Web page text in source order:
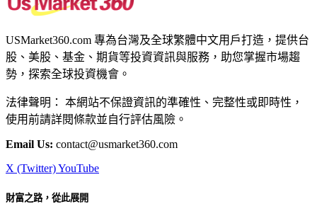
USMarket360.com 專為台灣及全球繁體中文用戶打造，提供台
股、美股、基金、期貨等投資資訊與服務，助您掌握市場趨
勢，探索全球投資機會。
法律聲明： 本網站不保證資訊的準確性、完整性或即時性，
使用前請詳閱條款並自行評估風險。
Email Us: contact@usmarket360.com
X (Twitter)YouTube
財富之路，從此展開